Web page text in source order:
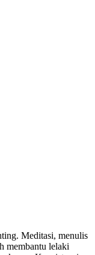
Meditasi, menulis
membantu lelaki